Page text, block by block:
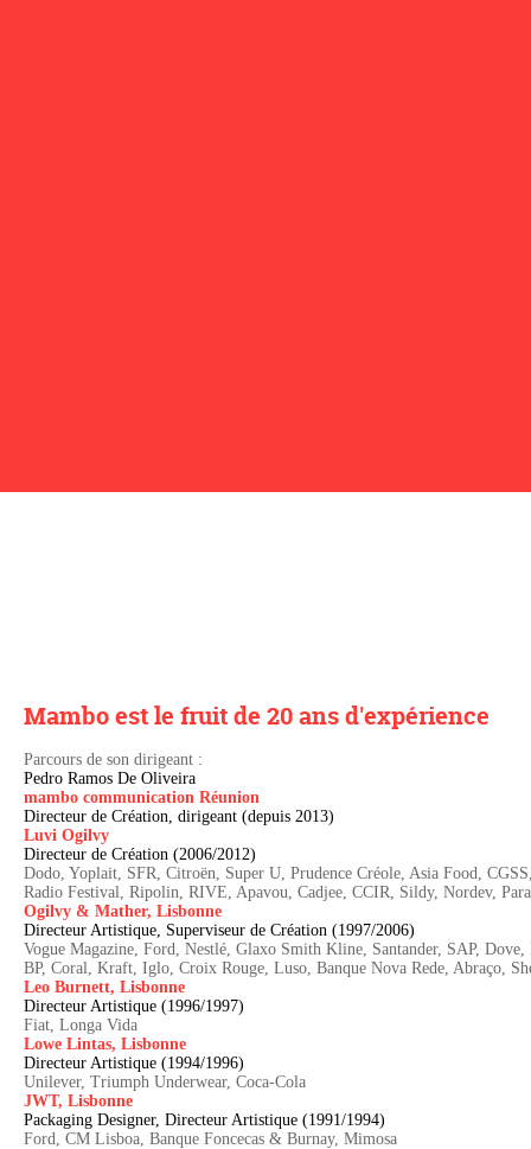
Mambo est le fruit de 20 ans d'expérience
Parcours de son dirigeant :
Pedro Ramos De Oliveira
mambo communication Réunion
Directeur de Création, dirigeant (depuis 2013)
Luvi Ogilvy
Directeur de Création (2006/2012)
Dodo, Yoplait, SFR, Citroën, Super U, Prudence Créole, Asia Food,
Radio Festival, Ripolin, RIVE, Apavou, Cadjee, CCIR, Sildy, Nordev,
Ogilvy & Mather, Lisbonne
Directeur Artistique, Superviseur de Création (1997/2006)
Vogue Magazine, Ford, Nestlé, Glaxo Smith Kline, Santander, SAP,
BP, Coral, Kraft, Iglo, Croix Rouge, Luso, Banque Nova Rede, Abraço,
Leo Burnett, Lisbonne
Directeur Artistique (1996/1997)
Fiat, Longa Vida
Lowe Lintas, Lisbonne
Directeur Artistique (1994/1996)
Unilever, Triumph Underwear, Coca-Cola
JWT, Lisbonne
Packaging Designer, Directeur Artistique (1991/1994)
Ford, CM Lisboa, Banque Foncecas & Burnay, Mimosa